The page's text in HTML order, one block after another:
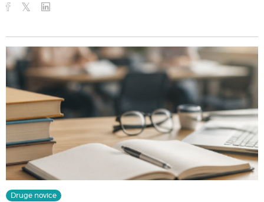
Druge novice